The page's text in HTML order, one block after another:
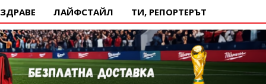
ЗДРАВЕ ЛАЙФСТАЙЛ ТИ, РЕПОРТЕРЪТ